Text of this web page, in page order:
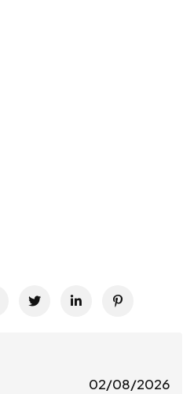
02/08/2026